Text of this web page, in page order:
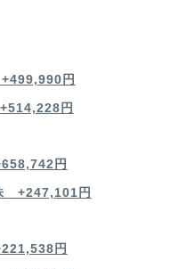
円
円
円
+247,101円
円